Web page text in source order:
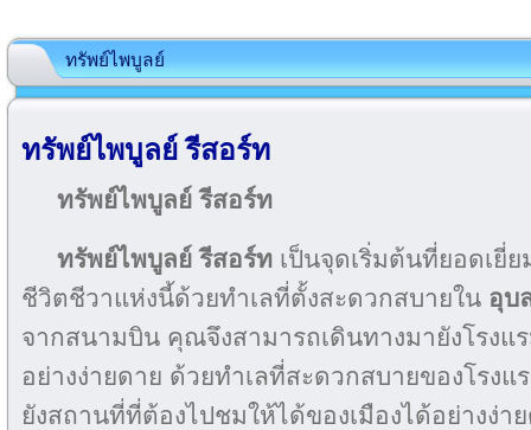
ทรัพย์ไพบูลย์
ทรัพย์ไพบูลย์ รีสอร์ท
ทรัพย์ไพบูลย์ รีสอร์ท
ทรัพย์ไพบูลย์ รีสอร์ท เป็นจุดเริ่มต้นที่ยอดเยี่
ชีวิตชีวาแห่งนี้ด้วยทำเลที่ตั้งสะดวกสบายใน อุบ
จากสนามบิน คุณจึงสามารถเดินทางมายังโรงแ
อย่างง่ายดาย ด้วยทำเลที่สะดวกสบายของโรง
ยังสถานที่ที่ต้องไปชมให้ได้ของเมืองได้อย่างง่า